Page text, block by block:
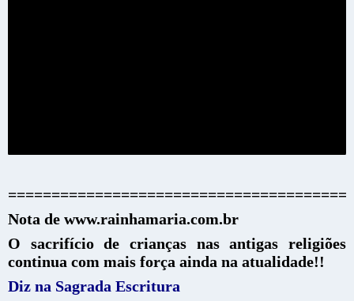
Nota de www.rainhamaria.com.br
O sacrifício de crianças nas antigas religiões
continua com mais força ainda na atualidade!!
Diz na Sagrada Escritura